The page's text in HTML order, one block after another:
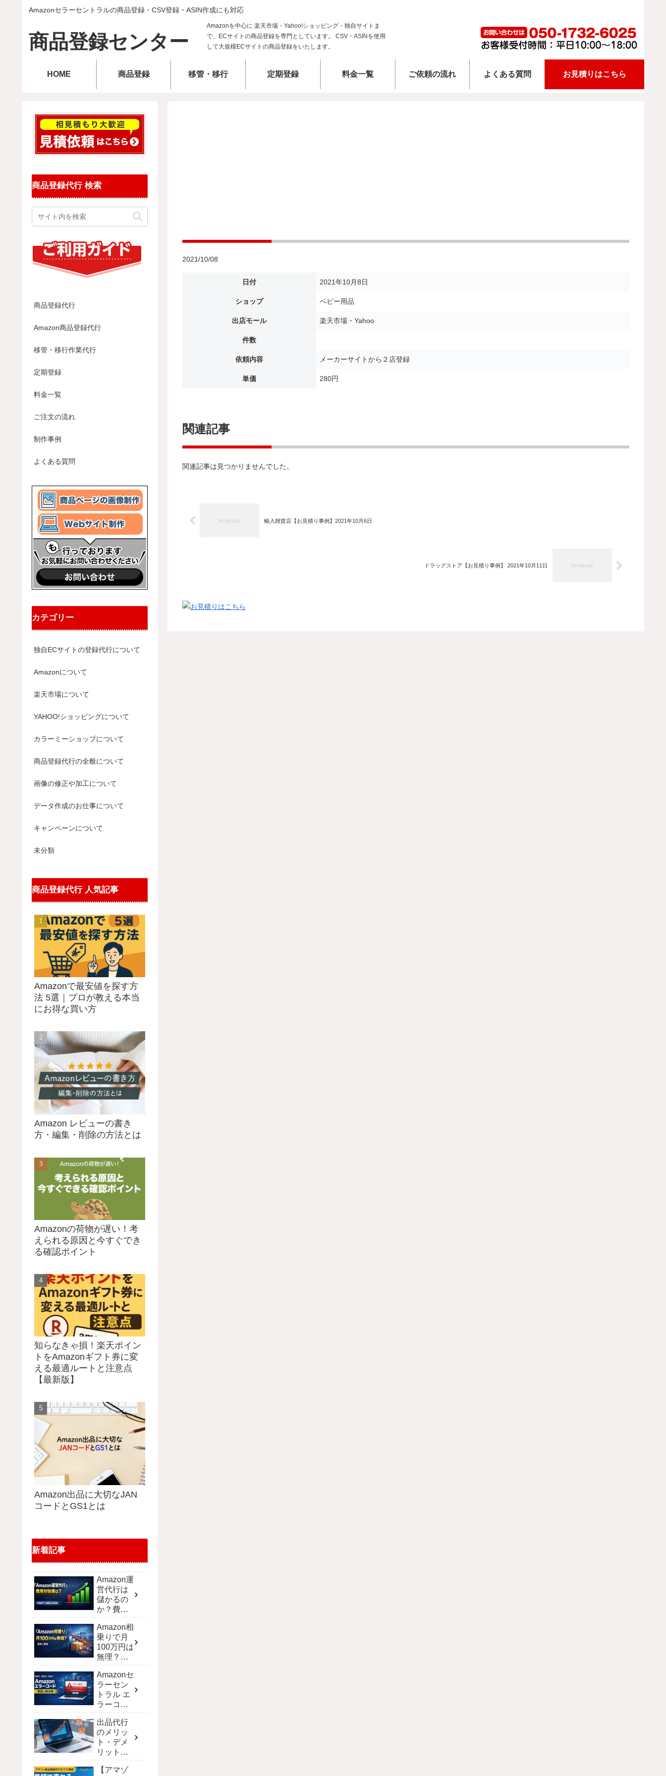
Amazonセラーセントラルの商品登録・CSV登録・ASIN作成にも対応
商品登録センター
HOME 商品登録 移管・移行 定期登録 料金一覧 ご依頼の流れ よくある質問 お見積りはこちら
2021/10/08
日付 2021年10月8日
ショップ ベビー用品
出店モール 楽天市場・Yahoo
件数
依頼内容 メーカーサイトから２店登録
単価 280円
関連記事
関連記事は見つかりませんでした。
輸入雑貨店【お見積り事例】2021年10月6日
ドラッグストア【お見積り事例】 2021年10月11日
商品登録代行 検索
商品登録代行
Amazon商品登録代行
移管・移行作業代行
定期登録
料金一覧
ご注文の流れ
制作事例
よくある質問
カテゴリー
独自ECサイトの登録代行について
Amazonについて
楽天市場について
YAHOO!ショッピングについて
カラーミーショップについて
商品登録代行の全般について
画像の修正や加工について
データ作成のお仕事について
キャンペーンについて
未分類
商品登録代行 人気記事
Amazonで最安値を探す方
法 5選｜プロが教える本当
にお得な買い方
Amazon レビューの書き
方・編集・削除の方法とは
Amazonの荷物が遅い！考
えられる原因と今すぐでき
る確認ポイント
知らなきゃ損！楽天ポイン
トをAmazonギフト券に変
える最適ルートと注意点
【最新版】
Amazon出品に大切なJAN
コードとGS1とは
新着記事
Amazon運
営代行は
儲かるの
か？費用
シミュレ
ーション
で徹底解
剖
Amazon相
乗りで月
100万円は
無理？現
する戦略
Amazonセ
ラーセン
トラル エ
ラーコー
略！解決
策と一覧
【保存
版】
出品代行
のメリッ
ト・デメ
リット｜
別の費用
【アマゾ